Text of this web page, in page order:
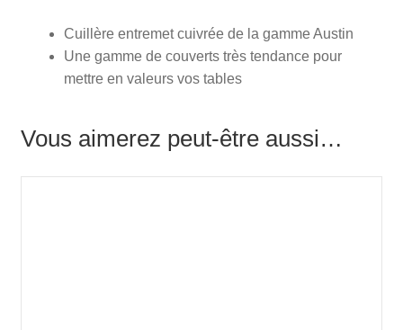
Cuillère entremet cuivrée de la gamme Austin
Une gamme de couverts très tendance pour
mettre en valeurs vos tables
Vous aimerez peut-être aussi…